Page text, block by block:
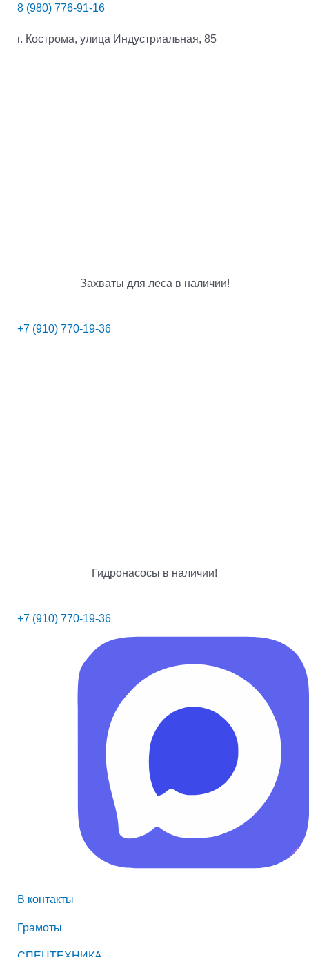
8 (980) 776-91-16
г. Кострома, улица Индустриальная, 85
Захваты для леса в наличии!
+7 (910) 770-19-36
Гидронасосы в наличии!
+7 (910) 770-19-36
В контакты
Грамоты